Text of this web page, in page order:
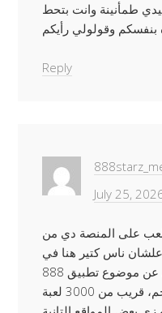
طمأنينة وانت بتحط
Reply
July 25,
على المنصة دي من
ناس كتير هنا في
مصر بتسأل عن موضوع تطبيق 888starz. اللي عجبني
من البداية إن فيه كم ألعاب ضخم، قريب من 3000 لعبة